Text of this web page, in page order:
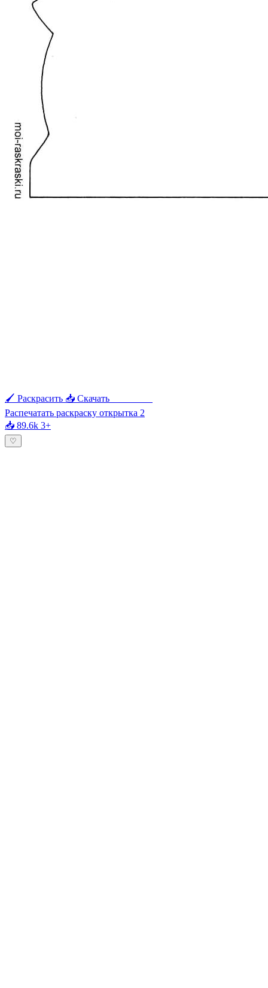
🖌 Раскрасить 📥 Скачать
Распечатать раскраску открытка 2
📥 89.6k 3+
♡